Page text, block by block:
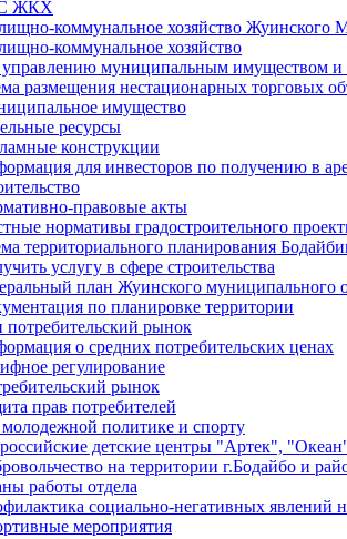
ЖКХ
коммунальное хозяйство Жуинского
коммунальное хозяйство
муниципальным имуществом
размещения нестационарных торговых
имущество
ресурсы
конструкции
для инвесторов по получению в
правовые акты
нормативы градостроительного
территориального планирования
услугу в сфере строительства
план Жуинского муниципального
по планировке территории
рынок
о средних потребительских ценах
регулирование
рынок
прав потребителей
политике и спорту
детские центры "Артек",
на территории г.Бодайбо и
работы отдела
социально-негативных явлений
мероприятия